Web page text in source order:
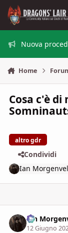
Vai al contenuto
Nuova
Home
Cosa c'è
altro gdr
Condividi
Ian
Ian
12 Giugno